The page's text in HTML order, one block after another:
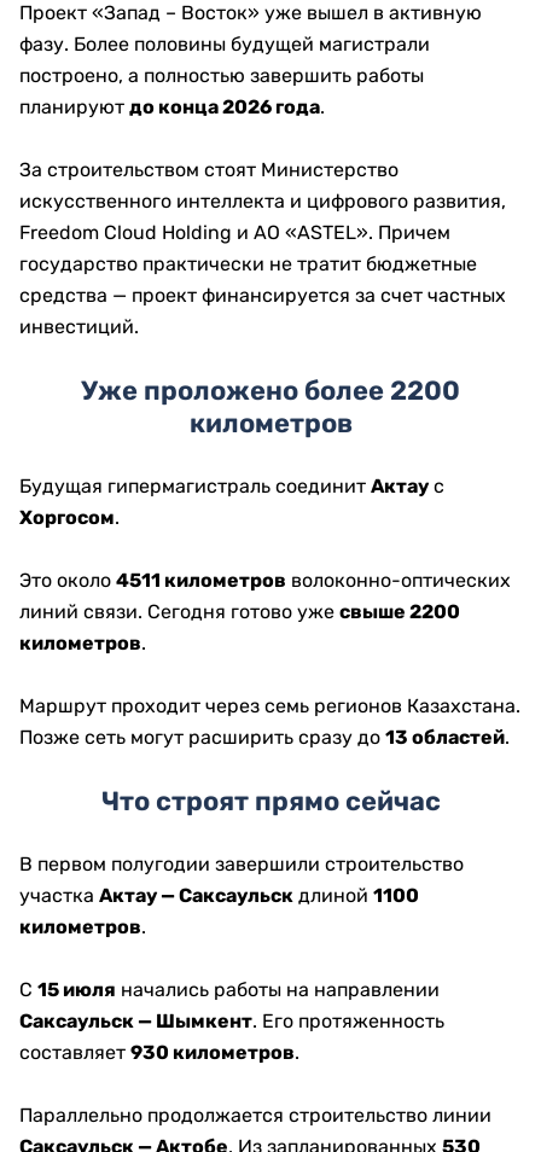
Проект «Запад – Восток» уже вышел в активную
фазу. Более половины будущей магистрали
построено, а полностью завершить работы
планируют до конца 2026 года.
За строительством стоят Министерство
искусственного интеллекта и цифрового развития,
Freedom Cloud Holding и АО «ASTEL». Причем
государство практически не тратит бюджетные
средства — проект финансируется за счет частных
инвестиций.
Уже проложено более 2200
километров
Будущая гипермагистраль соединит Актау с
Хоргосом.
Это около 4511 километров волоконно-оптических
линий связи. Сегодня готово уже свыше 2200
километров.
Маршрут проходит через семь регионов Казахстана.
Позже сеть могут расширить сразу до 13 областей.
Что строят прямо сейчас
В первом полугодии завершили строительство
участка Актау — Саксаульск длиной 1100
километров.
С 15 июля начались работы на направлении
Саксаульск — Шымкент. Его протяженность
составляет 930 километров.
Параллельно продолжается строительство линии
Саксаульск — Актобе. Из запланированных 530